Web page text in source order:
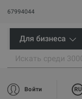
67994044
Для бизнеса
Войти RU